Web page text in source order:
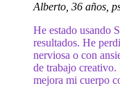
Alberto, 36 años,
He estado usando
resultados. He
nerviosa o con
de trabajo
mejora mi cuerpo